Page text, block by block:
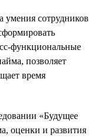
умения сотрудников
функциональные
позволяет
время
«Будущее
оценки и развития